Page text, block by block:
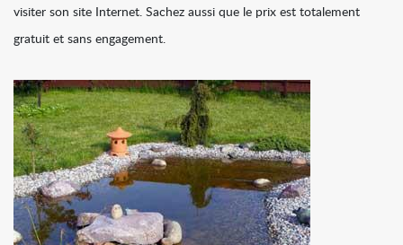
visiter son site Internet. Sachez aussi que le prix est totalement
gratuit et sans engagement.